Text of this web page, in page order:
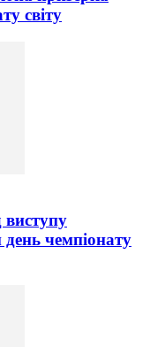
світу
день чемпіонату